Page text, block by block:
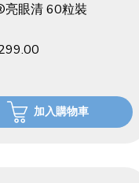
眼清 60粒裝
加入購物車